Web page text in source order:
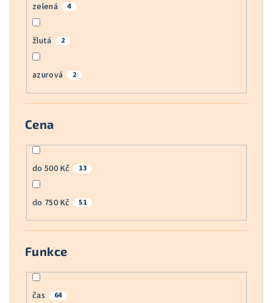
zelená 4
žlutá 2
azurová 2
Cena
do 500 Kč 13
do 750 Kč 51
Funkce
čas 64